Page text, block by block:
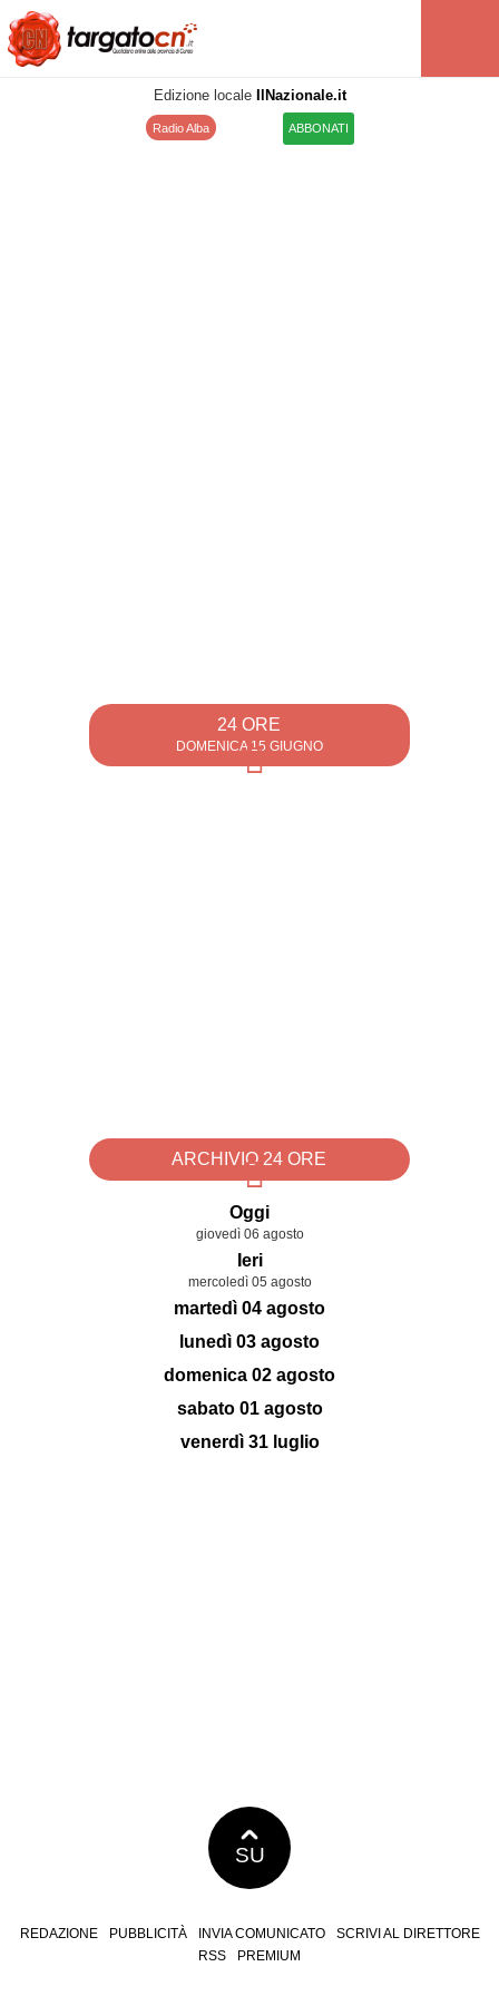
Edizione locale IlNazionale.it
Radio Alba ABBONATI
24 ORE
DOMENICA 15 GIUGNO
ARCHIVIO 24 ORE
Oggi
giovedì 06 agosto
Ieri
mercoledì 05 agosto
martedì 04 agosto
lunedì 03 agosto
domenica 02 agosto
sabato 01 agosto
venerdì 31 luglio
SU
REDAZIONE PUBBLICITÀ INVIA COMUNICATO
SCRIVI AL DIRETTORE
RSS
PREMIUM